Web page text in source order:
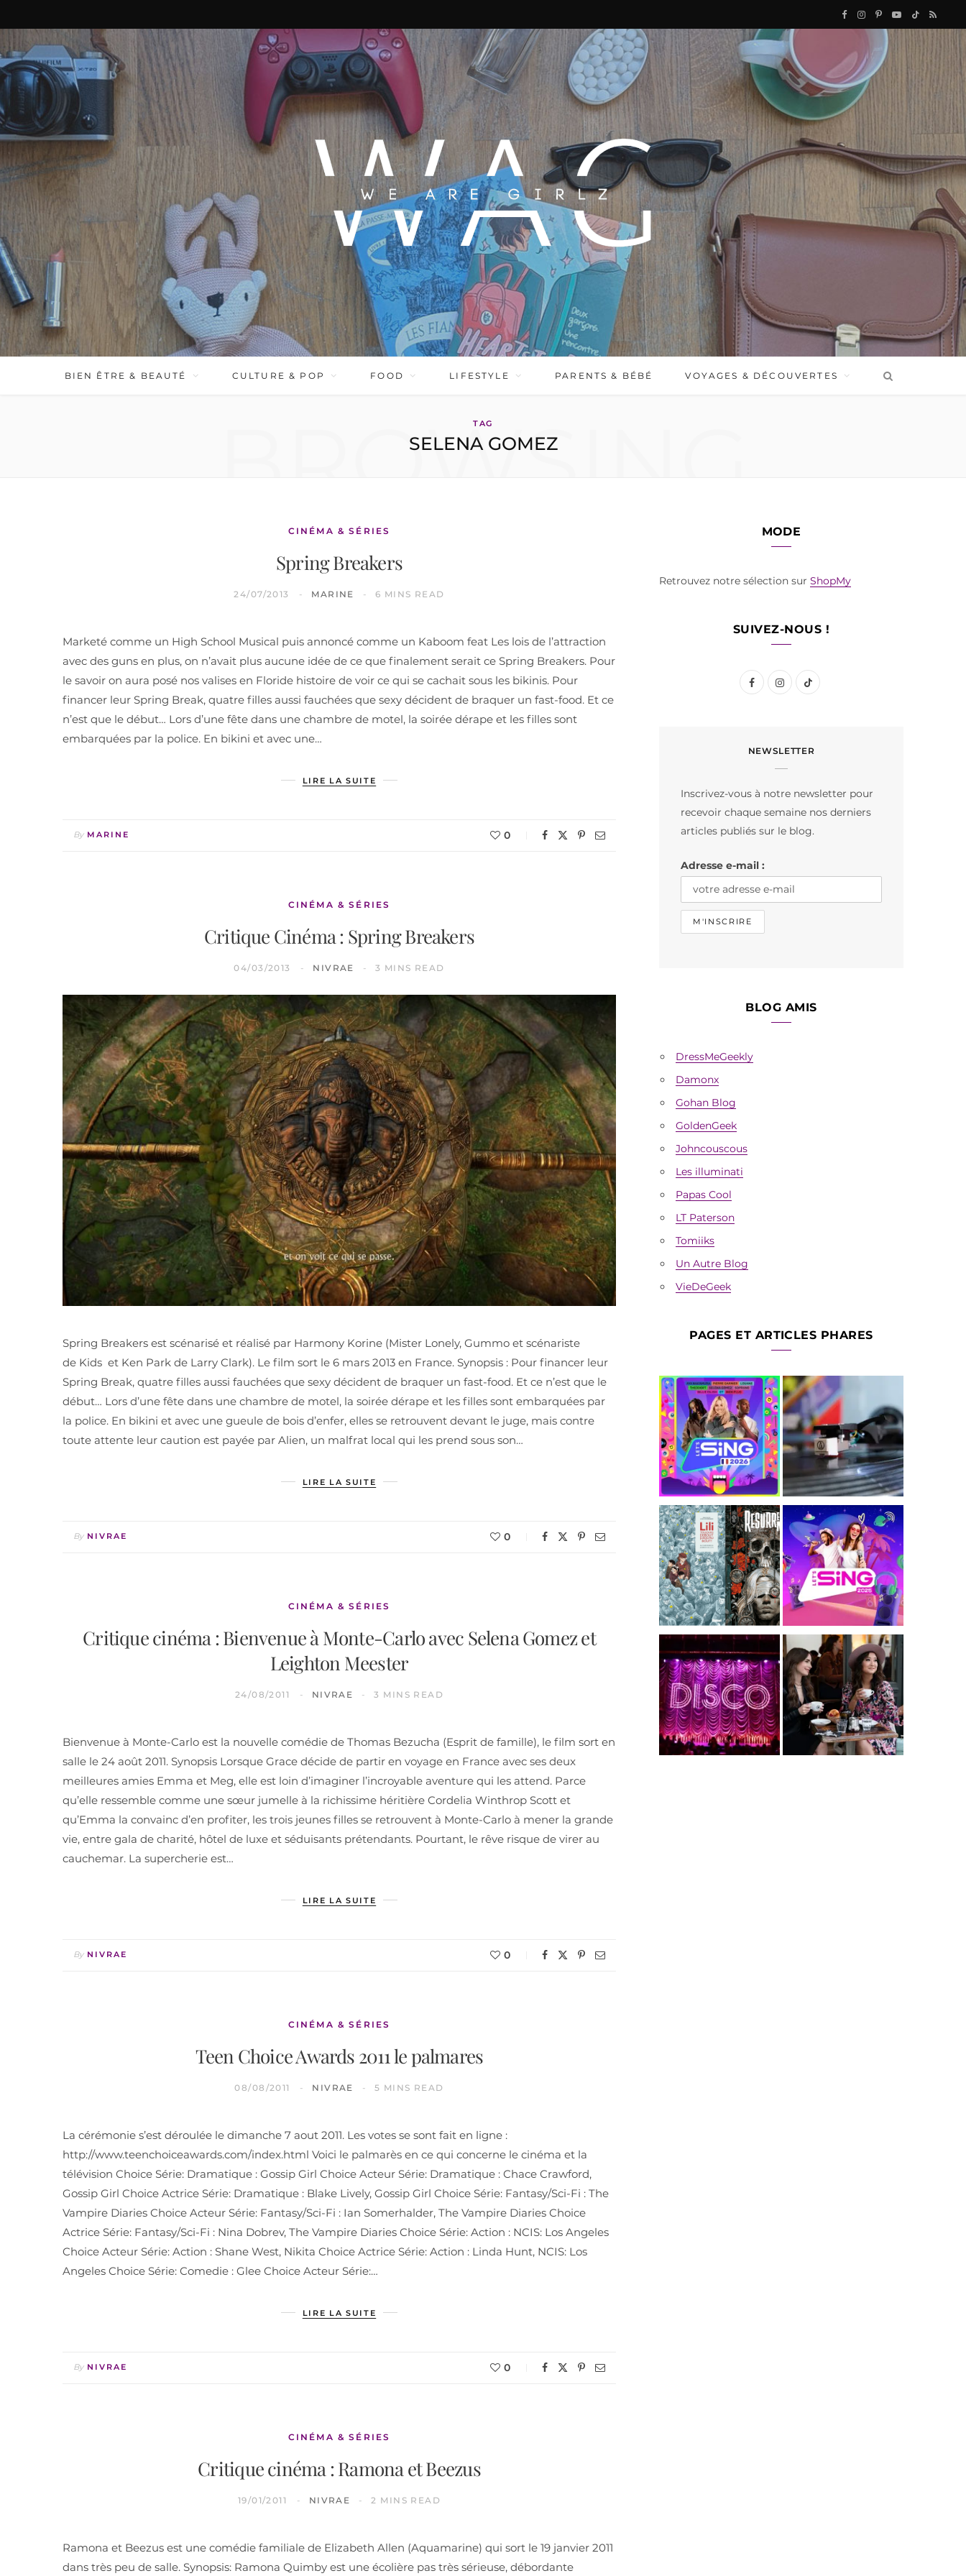
F
c
o
k
I
s
g
a
P
r
Y
b
e
T
k
R
BIEN ÊTRE & BEAUTÉ CULTURE & POP FOOD LIFESTYLE PARENTS & BÉBÉ VOYAGES & DÉCOUVERTES
TAG
SELENA GOMEZ
BROWSING
CINÉMA & SÉRIES
Spring Breakers
24/07/2013 MARINE 6 MINS READ
Marketé comme un High School Musical puis annoncé comme un Kaboom feat Les lois de l’attraction
avec des guns en plus, on n’avait plus aucune idée de ce que finalement serait ce Spring Breakers. Pour
le savoir on aura posé nos valises en Floride histoire de voir ce qui se cachait sous les bikinis. Pour
financer leur Spring Break, quatre filles aussi fauchées que sexy décident de braquer un fast-food. Et ce
n’est que le début… Lors d’une fête dans une chambre de motel, la soirée dérape et les filles sont
embarquées par la police. En bikini et avec une…
LIRE LA SUITE
By MARINE 0
CINÉMA & SÉRIES
Critique Cinéma : Spring Breakers
04/03/2013 NIVRAE 3 MINS READ
Spring Breakers est scénarisé et réalisé par Harmony Korine (Mister Lonely, Gummo et scénariste
de Kids et Ken Park de Larry Clark). Le film sort le 6 mars 2013 en France. Synopsis : Pour financer leur
Spring Break, quatre filles aussi fauchées que sexy décident de braquer un fast-food. Et ce n’est que le
début… Lors d’une fête dans une chambre de motel, la soirée dérape et les filles sont embarquées par
la police. En bikini et avec une gueule de bois d’enfer, elles se retrouvent devant le juge, mais contre
toute attente leur caution est payée par Alien, un malfrat local qui les prend sous son…
LIRE LA SUITE
By NIVRAE 0
CINÉMA & SÉRIES
Critique cinéma : Bienvenue à Monte-Carlo avec Selena Gomez et
Leighton Meester
24/08/2011 NIVRAE 3 MINS READ
Bienvenue à Monte-Carlo est la nouvelle comédie de Thomas Bezucha (Esprit de famille), le film sort en
salle le 24 août 2011. Synopsis Lorsque Grace décide de partir en voyage en France avec ses deux
meilleures amies Emma et Meg, elle est loin d’imaginer l’incroyable aventure qui les attend. Parce
qu’elle ressemble comme une sœur jumelle à la richissime héritière Cordelia Winthrop Scott et
qu’Emma la convainc d’en profiter, les trois jeunes filles se retrouvent à Monte-Carlo à mener la grande
vie, entre gala de charité, hôtel de luxe et séduisants prétendants. Pourtant, le rêve risque de virer au
cauchemar. La supercherie est…
LIRE LA SUITE
By NIVRAE 0
CINÉMA & SÉRIES
Teen Choice Awards 2011 le palmares
08/08/2011 NIVRAE 5 MINS READ
La cérémonie s’est déroulée le dimanche 7 aout 2011. Les votes se sont fait en ligne :
http://www.teenchoiceawards.com/index.html Voici le palmarès en ce qui concerne le cinéma et la
télévision Choice Série: Dramatique : Gossip Girl Choice Acteur Série: Dramatique : Chace Crawford,
Gossip Girl Choice Actrice Série: Dramatique : Blake Lively, Gossip Girl Choice Série: Fantasy/Sci-Fi : The
Vampire Diaries Choice Acteur Série: Fantasy/Sci-Fi : Ian Somerhalder, The Vampire Diaries Choice
Actrice Série: Fantasy/Sci-Fi : Nina Dobrev, The Vampire Diaries Choice Série: Action : NCIS: Los Angeles
Choice Acteur Série: Action : Shane West, Nikita Choice Actrice Série: Action : Linda Hunt, NCIS: Los
Angeles Choice Série: Comedie : Glee Choice Acteur Série:…
LIRE LA SUITE
By NIVRAE 0
CINÉMA & SÉRIES
Critique cinéma : Ramona et Beezus
19/01/2011 NIVRAE 2 MINS READ
Ramona et Beezus est une comédie familiale de Elizabeth Allen (Aquamarine) qui sort le 19 janvier 2011
dans très peu de salle. Synopsis: Ramona Quimby est une écolière pas très sérieuse, débordante
MODE
Retrouvez notre sélection sur ShopMy
SUIVEZ-NOUS !
F
e
o
I
t
r
m
T
T
NEWSLETTER
Inscrivez-vous à notre newsletter pour
recevoir chaque semaine nos derniers
articles publiés sur le blog.
Adresse e-mail :
BLOG AMIS
DressMeGeekly
Damonx
Gohan Blog
GoldenGeek
Johncouscous
Les illuminati
Papas Cool
LT Paterson
Tomiiks
Un Autre Blog
VieDeGeek
PAGES ET ARTICLES PHARES